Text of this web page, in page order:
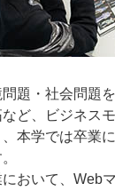
題・社会問題
ど、ビジネス
、本学では卒業
おいて、Web